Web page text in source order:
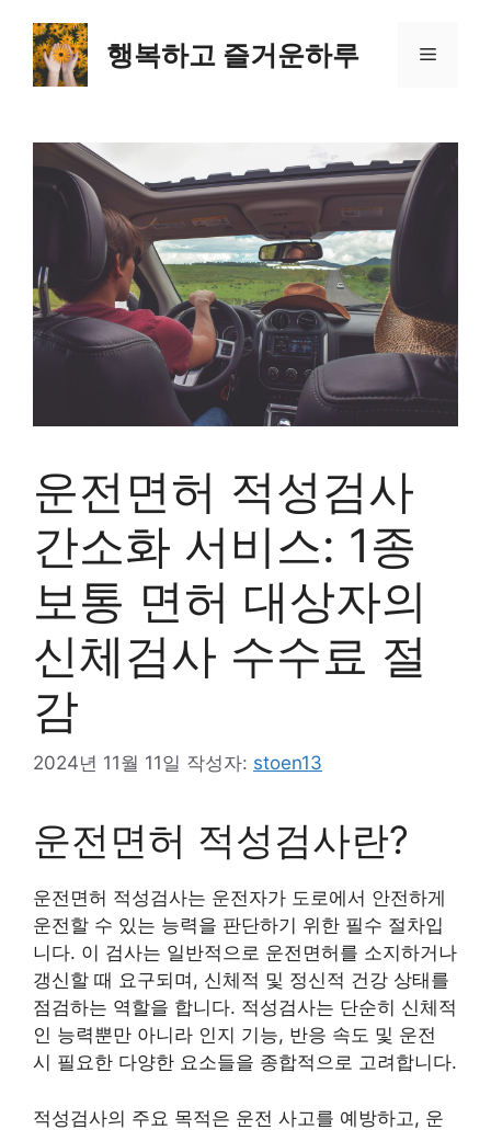
행복하고 즐거운하루 메
운전면허 적성검사
간소화 서비스: 1종
보통 면허 대상자의
신체검사 수수료 절
감
2024년 11월 11일 작성자: stoen13
운전면허 적성검사란?
운전면허 적성검사는 운전자가 도로에서 안전하게
운전할 수 있는 능력을 판단하기 위한 필수 절차입
니다. 이 검사는 일반적으로 운전면허를 소지하거나
갱신할 때 요구되며, 신체적 및 정신적 건강 상태를
점검하는 역할을 합니다. 적성검사는 단순히 신체적
인 능력뿐만 아니라 인지 기능, 반응 속도 및 운전
시 필요한 다양한 요소들을 종합적으로 고려합니다.
적성검사의 주요 목적은 운전 사고를 예방하고, 운